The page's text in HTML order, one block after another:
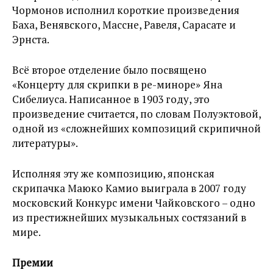
Чормонов исполнил короткие произведения
Баха, Венявского, Массне, Равеля, Сарасате и
Эрнста.
Всё второе отделение было посвящено
«Концерту для скрипки в ре-миноре» Яна
Сибелиуса. Написанное в 1903 году, это
произведение считается, по словам Полуэктовой,
одной из «сложнейших композиций скрипичной
литературы».
Исполняя эту же композицию, японская
скрипачка Маюко Камио выиграла в 2007 году
московский Конкурс имени Чайковского – одно
из престижнейших музыкальных состязаний в
мире.
Премии